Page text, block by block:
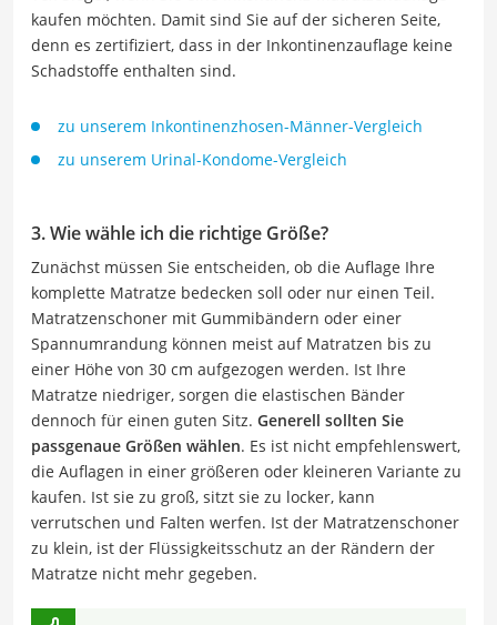
kaufen möchten. Damit sind Sie auf der sicheren Seite,
denn es zertifiziert, dass in der Inkontinenzauflage keine
Schadstoffe enthalten sind.
zu unserem Inkontinenzhosen-Männer-Vergleich
zu unserem Urinal-Kondome-Vergleich
3. Wie wähle ich die richtige Größe?
Zunächst müssen Sie entscheiden, ob die Auflage Ihre
komplette Matratze bedecken soll oder nur einen Teil.
Matratzenschoner mit Gummibändern oder einer
Spannumrandung können meist auf Matratzen bis zu
einer Höhe von 30 cm aufgezogen werden. Ist Ihre
Matratze niedriger, sorgen die elastischen Bänder
dennoch für einen guten Sitz. Generell sollten Sie
passgenaue Größen wählen. Es ist nicht empfehlenswert,
die Auflagen in einer größeren oder kleineren Variante zu
kaufen. Ist sie zu groß, sitzt sie zu locker, kann
verrutschen und Falten werfen. Ist der Matratzenschoner
zu klein, ist der Flüssigkeitsschutz an der Rändern der
Matratze nicht mehr gegeben.